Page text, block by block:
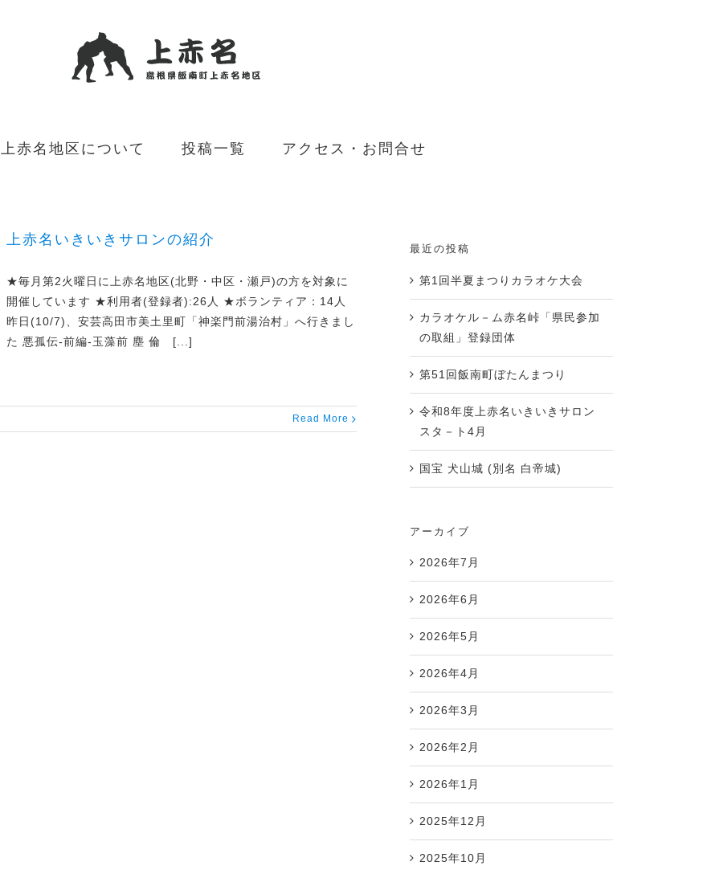
上赤名地区について 投稿一覧 アクセス・お問合せ
上赤名いきいきサロンの紹介
★毎月第2火曜日に上赤名地区(北野・中区・瀬戸)の方を対象に
開催しています ★利用者(登録者):26人 ★ボランティア：14人
昨日(10/7)、安芸高田市美土里町「神楽門前湯治村」へ行きまし
た 悪孤伝‐前編-玉藻前 塵 倫 [...]
Read More
最近の投稿
第1回半夏まつりカラオケ大会
カラオケル－ム赤名峠「県民参加
の取組」登録団体
第51回飯南町ぼたんまつり
令和8年度上赤名いきいきサロン
スタ－ト4月
国宝 犬山城 (別名 白帝城)
アーカイブ
2026年7月
2026年6月
2026年5月
2026年4月
2026年3月
2026年2月
2026年1月
2025年12月
2025年10月